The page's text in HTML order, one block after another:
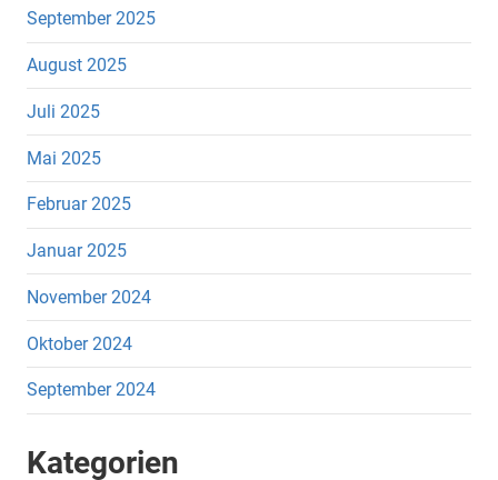
September 2025
August 2025
Juli 2025
Mai 2025
Februar 2025
Januar 2025
November 2024
Oktober 2024
September 2024
Kategorien